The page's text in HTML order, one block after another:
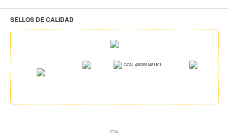
SELLOS DE CALIDAD
GGN: 4063061451101